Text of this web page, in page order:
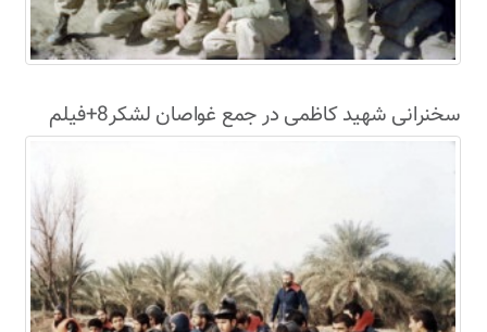
سخنرانی شهید کاظمی در جمع غواصان لشکر8+فیلم